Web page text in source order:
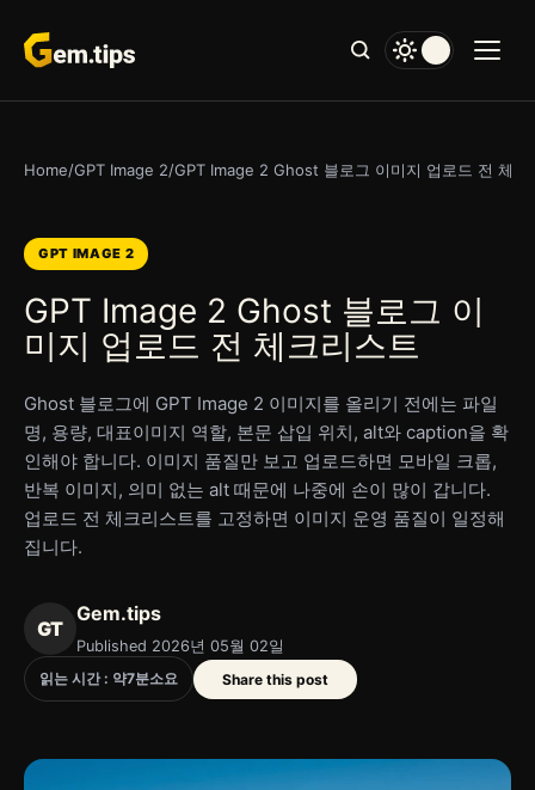
문
로
뛰
Home/GPT Image 2/GPT Image 2 Ghost 블로그 이미지 업로드 전 체크
GPT IMAGE 2
GPT Image 2 Ghost 블로그 이
미지 업로드 전 체크리스트
Ghost 블로그에 GPT Image 2 이미지를 올리기 전에는 파일
명, 용량, 대표이미지 역할, 본문 삽입 위치, alt와 caption을 확
인해야 합니다. 이미지 품질만 보고 업로드하면 모바일 크롭,
반복 이미지, 의미 없는 alt 때문에 나중에 손이 많이 갑니다.
업로드 전 체크리스트를 고정하면 이미지 운영 품질이 일정해
집니다.
GT
Gem.tips
Published 2026년 05월 02일
읽는 시간 : 약7분소요 Share this post